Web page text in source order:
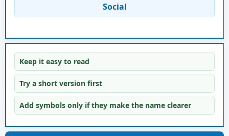
Social
Keep it easy to read
Try a short version first
Add symbols only if they make the name clearer